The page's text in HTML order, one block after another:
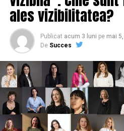
URMATORUL
Ministerul Educației a făcut
avea de câștigat
NU RATATI
Dezvăluiri șocante în scandalul
celor două românce
ales vizibilitatea?
Publicat acum 3 luni pe mai
De Succes